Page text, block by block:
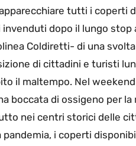
tutti i coperti
dopo il lungo stop
Coldiretti- di una
di cittadini e turisti
il maltempo. Nel
boccata di ossigeno per la
nei centri storici delle
i coperti